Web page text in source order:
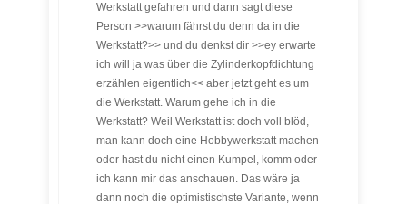
Werkstatt gefahren und dann sagt diese
Person >>warum fährst du denn da in die
Werkstatt?>> und du denkst dir >>ey erwarte
ich will ja was über die Zylinderkopfdichtung
erzählen eigentlich<< aber jetzt geht es um
die Werkstatt. Warum gehe ich in die
Werkstatt? Weil Werkstatt ist doch voll blöd,
man kann doch eine Hobbywerkstatt machen
oder hast du nicht einen Kumpel, komm oder
ich kann mir das anschauen. Das wäre ja
dann noch die optimistischste Variante, wenn